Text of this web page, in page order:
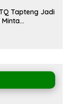
Tapteng Jadi
Minta